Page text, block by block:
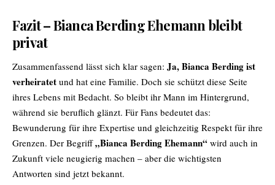
Fazit – Bianca Berding Ehemann bleibt
privat
Zusammenfassend lässt sich klar sagen: Ja, Bianca Berding ist
verheiratet und hat eine Familie. Doch sie schützt diese Seite
ihres Lebens mit Bedacht. So bleibt ihr Mann im Hintergrund,
während sie beruflich glänzt. Für Fans bedeutet das:
Bewunderung für ihre Expertise und gleichzeitig Respekt für ihre
Grenzen. Der Begriff„Bianca Berding Ehemann“ wird auch in
Zukunft viele neugierig machen – aber die wichtigsten
Antworten sind jetzt bekannt.